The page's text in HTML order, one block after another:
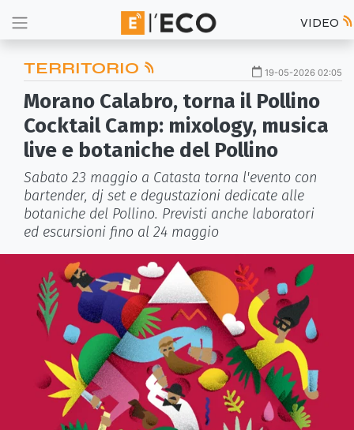
VIDEO
TERRITORIO 19-05-2026 02:05
Morano Calabro, torna il Pollino
Cocktail Camp: mixology, musica
live e botaniche del Pollino
Sabato 23 maggio a Catasta torna l'evento con
bartender, dj set e degustazioni dedicate alle
botaniche del Pollino. Previsti anche laboratori
ed escursioni fino al 24 maggio